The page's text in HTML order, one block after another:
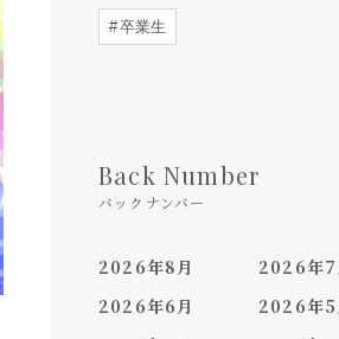
卒業生
Back Number
バックナンバー
2026年8月
2026年7
2026年6月
2026年5